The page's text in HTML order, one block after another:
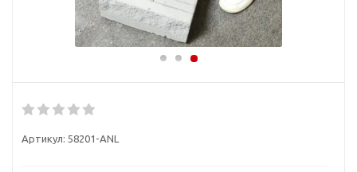
Артикул: 58201-ANL